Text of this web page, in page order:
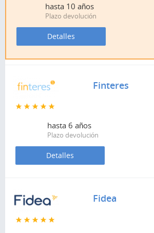
hasta 10 años
Plazo devolución
Detalles
Finteres
hasta 6 años
Plazo devolución
Detalles
Fidea